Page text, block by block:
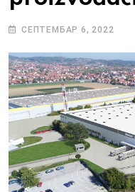
СЕПТЕМБАР 6, 2022